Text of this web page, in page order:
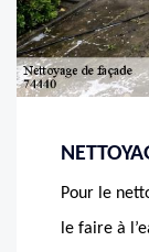
Pour le
le faire à